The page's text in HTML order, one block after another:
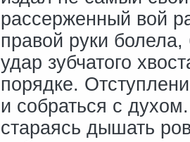
рассерженный вой
правой руки
удар зубчатого
порядке.
и собраться с
стараясь дышать